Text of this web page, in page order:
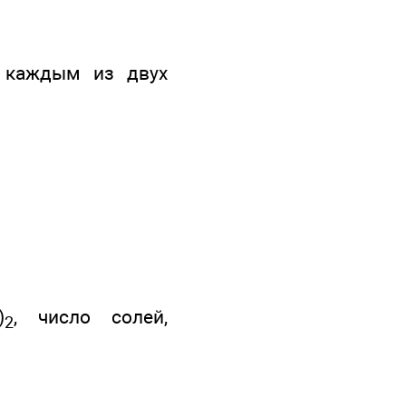
каждым из двух
2, число солей,